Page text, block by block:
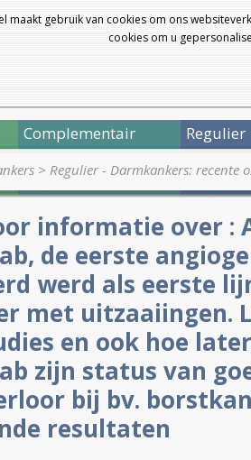
maakt gebruik van cookies om ons
cookies om u
Complementair Regulier
> Regulier - Darmkankers: recente
informatie over :
de eerste
werd als eerste
met uitzaaiingen.
en ook hoe
zijn status van
bij bv.
resultaten